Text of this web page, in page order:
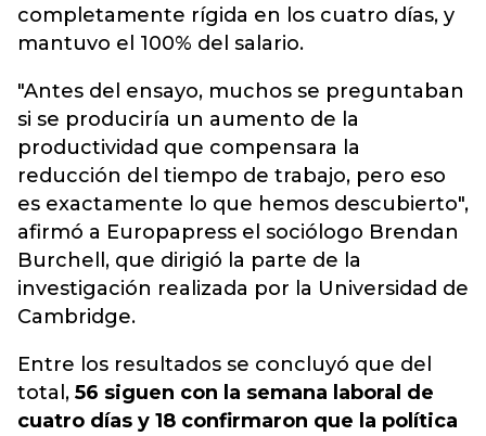
completamente rígida en los cuatro días, y
mantuvo el 100% del salario.
"Antes del ensayo, muchos se preguntaban
si se produciría un aumento de la
productividad que compensara la
reducción del tiempo de trabajo, pero eso
es exactamente lo que hemos descubierto",
afirmó a Europapress el sociólogo Brendan
Burchell, que dirigió la parte de la
investigación realizada por la Universidad de
Cambridge.
Entre los resultados se concluyó que del
total, 56 siguen con la semana laboral de
cuatro días y 18 confirmaron que la política